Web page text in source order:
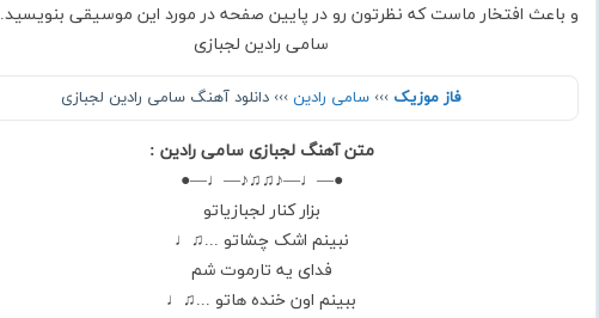
و باعث افتخار ماست که نظرتون رو در پایین صفحه در مورد این موسیقی بنویسید.
سامی رادین لجبازی
فاز موزیک ››› سامی رادین››› دانلود آهنگ سامی رادین لجبازی
متن آهنگ لجبازی سامی رادین :
●—♩—♪♫♫♪—♩—●
بزار کنار لجبازیاتو
نبینم اشک چشاتو ...♫♩
فدای یه تارموت شم
ببینم اون خنده هاتو ...♫♩